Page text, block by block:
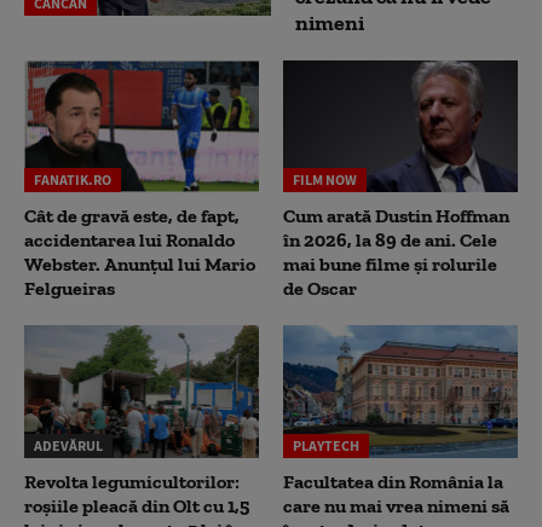
nimeni
FANATIK.RO
Cât de gravă este, de fapt,
accidentarea lui Ronaldo
Webster. Anunțul lui Mario
Felgueiras
FILM NOW
Cum arată Dustin Hoffman
în 2026, la 89 de ani. Cele
mai bune filme și rolurile
de Oscar
ADEVĂRUL
Revolta legumicultorilor:
roșiile pleacă din Olt cu 1,5
PLAYTECH
Facultatea din România la
care nu mai vrea nimeni să